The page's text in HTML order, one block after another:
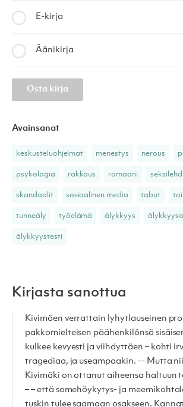
E-kirja
Äänikirja
Osta kirja
Avainsanat
keskusteluohjelmat menestys nerous
psykologia rakkaus romaani
skandaalit sosiaalinen media tabut
tunneäly työelämä älykkyys
älykkyystesti
Kirjasta sanottua
Kivimäen verrattain lyhytlauseinen
pakkomielteisen päähenkilönsä
kulkee kevyesti ja viihdyttäen – kohti
tragediaa, ja useampaakin. -- Mutta
Kivimäki on ottanut aiheensa haltuun
– – että somehöykytys- ja
tuskin tulee saamaan osakseen.